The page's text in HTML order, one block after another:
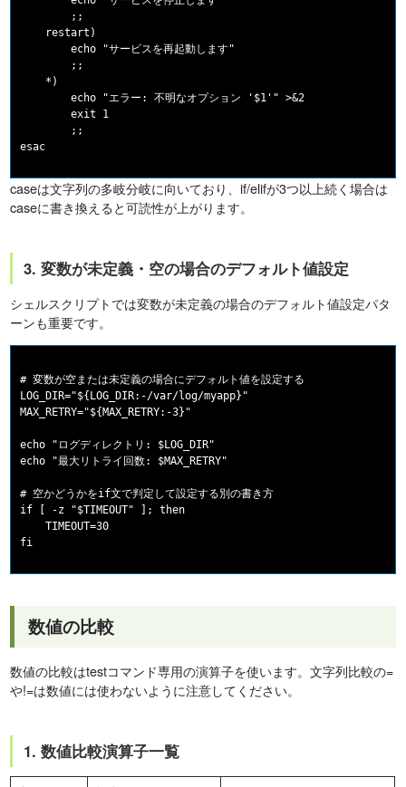
        ;;
    restart)
        echo "サービスを再起動します"
        ;;
    *)
        echo "エラー: 不明なオプション '$1'" >&2
        exit 1
        ;;
caseは文字列の多岐分岐に向いており、if/elifが3つ以上続く場合は
caseに書き換えると可読性が上がります。
3. 変数が未定義・空の場合のデフォルト値設定
シェルスクリプトでは変数が未定義の場合のデフォルト値設定パタ
ーンも重要です。
# 変数が空または未定義の場合にデフォルト値を設定する
LOG_DIR="${LOG_DIR:-/var/log/myapp}"
MAX_RETRY="${MAX_RETRY:-3}"
echo "ログディレクトリ: $LOG_DIR"
echo "最大リトライ回数: $MAX_RETRY"
# 空かどうかをif文で判定して設定する別の書き方
if [ -z "$TIMEOUT" ]; then
    TIMEOUT=30
数値の比較
数値の比較はtestコマンド専用の演算子を使います。文字列比較の=
や!=は数値には使わないように注意してください。
1. 数値比較演算子一覧